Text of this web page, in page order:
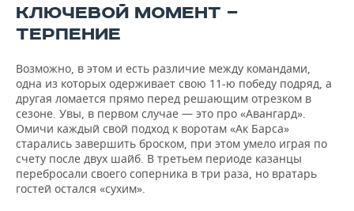
КЛЮЧЕВОЙ МОМЕНТ —
ТЕРПЕНИЕ
Возможно, в этом и есть различие между командами,
одна из которых одерживает свою 11-ю победу подряд, а
другая ломается прямо перед решающим отрезком в
сезоне. Увы, в первом случае — это про «Авангард».
Омичи каждый свой подход к воротам «Ак Барса»
старались завершить броском, при этом умело играя по
счету после двух шайб. В третьем периоде казанцы
перебросали своего соперника в три раза, но вратарь
гостей остался «сухим».